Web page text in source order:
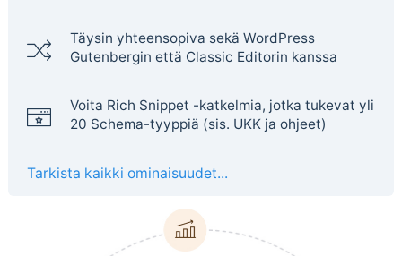
Täysin yhteensopiva sekä WordPress
Gutenbergin että Classic Editorin kanssa
Voita Rich Snippet -katkelmia, jotka tukevat yli
20 Schema-tyyppiä (sis. UKK ja ohjeet)
Tarkista kaikki ominaisuudet...